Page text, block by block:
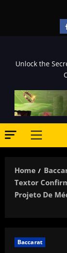
Unlock the
Primary
Home
Textor
Projeto De
Baccarat